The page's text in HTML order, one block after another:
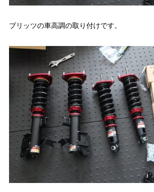
ブリッツの車高調の取り付けです。